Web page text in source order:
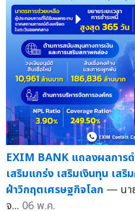
EXIM BANK แถลงผลการ
เสริมแกร่ง เสริมเงินทุน เสริ
ฝ่าวิกฤตเศรษฐกิจโลก — นา
จ... 06 พ.ค.